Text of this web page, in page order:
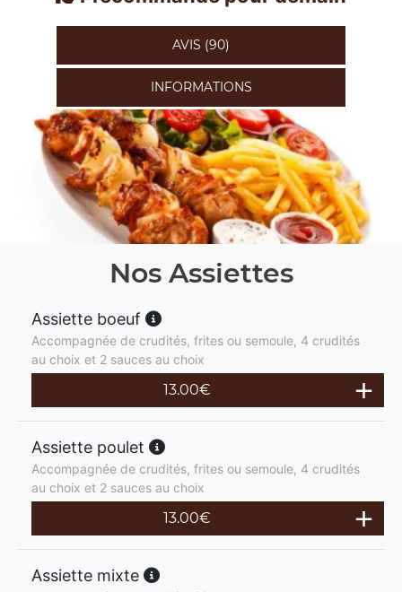
AVIS (90)
INFORMATIONS
Nos Assiettes
Assiette boeuf
Accompagnée de crudités, frites ou semoule, 4 crudités
au choix et 2 sauces au choix
13.00€
Assiette poulet
Accompagnée de crudités, frites ou semoule, 4 crudités
au choix et 2 sauces au choix
13.00€
Assiette mixte